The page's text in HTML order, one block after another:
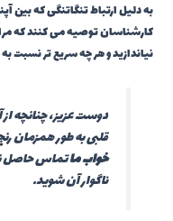
به دلیل ارتباط تنگاتنگی که بین
کارشناسان توصیه می کنند که
نیاندازید و هر چه سریع تر نسبت
دوست عزیز، چنانچه
قلبی به طور همزمان
خواب ماتماس حاصل
ناگوار آن شوید.